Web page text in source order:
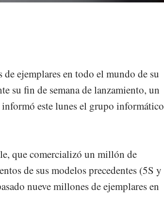
ejemplares en todo el mundo de su
su fin de semana de lanzamiento, un
informó este lunes el grupo informático
que comercializó un millón de
de sus modelos precedentes (5S y
nueve millones de ejemplares en